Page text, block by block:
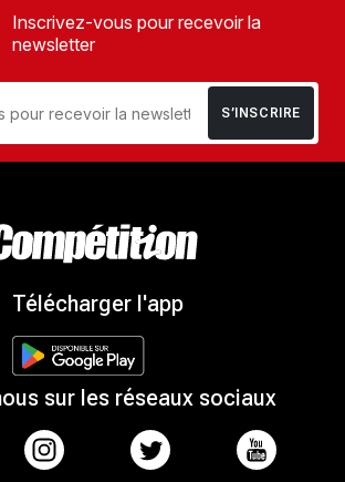
Inscrivez-vous pour recevoir la
newsletter
S’INSCRIRE
Télécharger l'app
sur les réseaux sociaux